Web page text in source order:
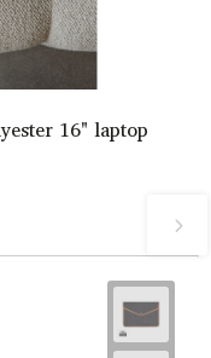
16" laptop